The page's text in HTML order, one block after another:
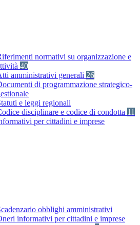
normativi su organizzazione e
40
amministrativi generali 26
di programmazione strategico-
e leggi regionali
disciplinare e codice di condotta 11
per cittadini e imprese
obblighi amministrativi
informativi per cittadini e imprese